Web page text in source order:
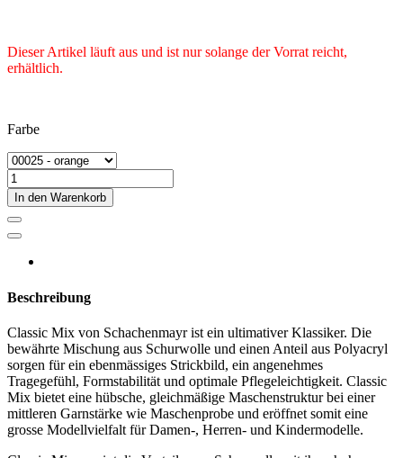
Dieser Artikel läuft aus und ist nur solange der Vorrat reicht,
erhältlich.
Farbe
In den Warenkorb
Beschreibung
Classic Mix von Schachenmayr ist ein ultimativer Klassiker. Die
bewährte Mischung aus Schurwolle und einen Anteil aus Polyacryl
sorgen für ein ebenmässiges Strickbild, ein angenehmes
Tragegefühl, Formstabilität und optimale Pflegeleichtigkeit. Classic
Mix bietet eine hübsche, gleichmäßige Maschenstruktur bei einer
mittleren Garnstärke wie Maschenprobe und eröffnet somit eine
grosse Modellvielfalt für Damen-, Herren- und Kindermodelle.